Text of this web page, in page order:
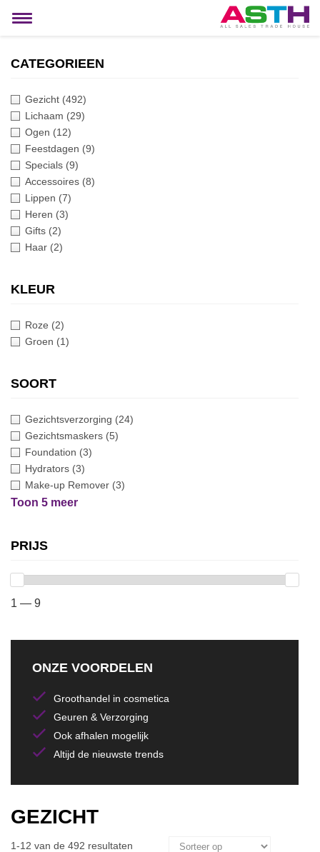
Toggle
CATEGORIEEN
Gezicht (492)
Lichaam (29)
Ogen (12)
Feestdagen (9)
Specials (9)
Accessoires (8)
Lippen (7)
Heren (3)
Gifts (2)
Haar (2)
KLEUR
Roze (2)
Groen (1)
SOORT
Gezichtsverzorging (24)
Gezichtsmaskers (5)
Foundation (3)
Hydrators (3)
Make-up Remover (3)
Toon 5 meer
PRIJS
1 — 9
ONZE VOORDELEN
Groothandel in cosmetica
Geuren & Verzorging
Ook afhalen mogelijk
Altijd de nieuwste trends
GEZICHT
1-12 van de 492 resultaten